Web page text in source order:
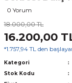
0 Yorum
18.000,00 TL
16.200,00
*1.757,94 TL den
Kategori
Stok Kodu